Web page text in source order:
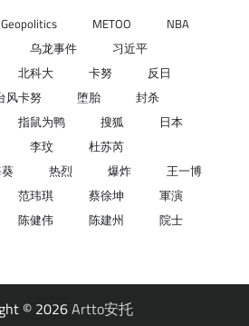
Geopolitics METOO
NBA
乌龙事件
习近平
北科大 卡努
反日
风卡努 堕胎
封杀
指鼠为鸭 搜狐
日本
李玟
杜苏芮
热烈 爆炸
王一博
范玮琪 蔡徐坤
軍演
陈健伟 陈建州
院士
© 2026Artto安托